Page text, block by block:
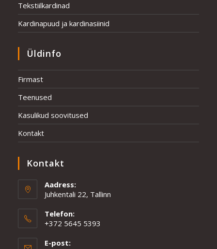
Tekstiilkardinad
Kardinapuud ja kardinasiinid
Üldinfo
Firmast
Teenused
Kasulikud soovitused
Kontakt
Kontakt
Aadress:
Juhkentali 22, Tallinn
Telefon:
+372 5645 5393
in
E-post: